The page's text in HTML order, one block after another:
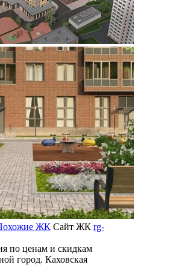
ЖК Сайт ЖК rg-
по ценам и скидкам
город. Каховская